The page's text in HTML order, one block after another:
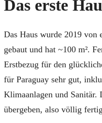
Das erste
Das Haus wurde 2019 von
gebaut und hat ~100 m².
Erstbezug für den
für Paraguay sehr gut,
Klimaanlagen und Sanitär.
übergeben, also völlig